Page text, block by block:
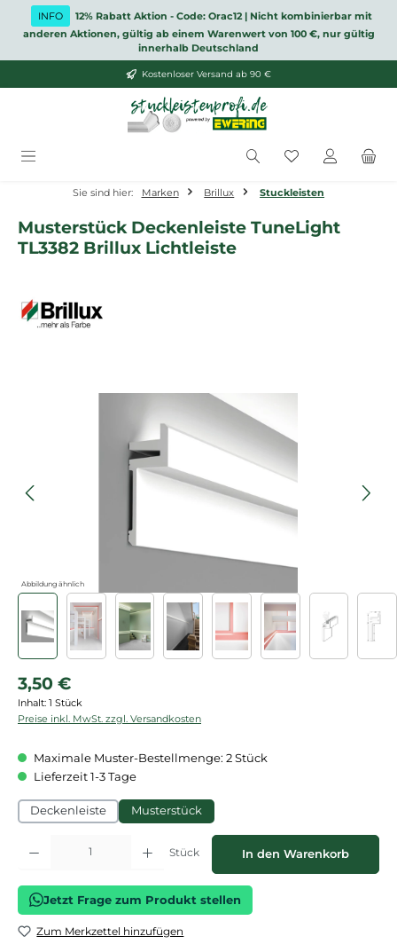
Zum Hauptinhalt springen
INFO
12% Rabatt Aktion - Code: Orac12 | Nicht kombinierbar mit
anderen Aktionen, gültig ab einem Warenwert von 100 €, nur gültig
innerhalb Deutschland
Kostenloser Versand ab 90 €
Du hast 0
Sie sind hier: Marken Brillux Stuckleisten
Musterstück Deckenleiste TuneLight
TL3382 Brillux Lichtleiste
Abbildung ähnlich
Regulärer Preis:
3,50 €
Inhalt: 1 Stück
Preise inkl. MwSt. zzgl. Versandkosten
Maximale Muster-Bestellmenge: 2 Stück
Lieferzeit 1-3 Tage
Deckenleiste Musterstück
Produkt Anzahl: Gib den gewünschten Wert ein oder benutze die
Stück In den Warenkorb
Jetzt Frage zum Produkt stellen
Zum Merkzettel hinzufügen